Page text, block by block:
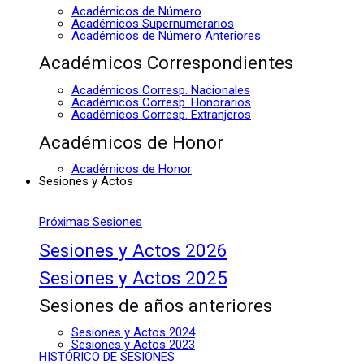
Académicos de Número
Académicos Supernumerarios
Académicos de Número Anteriores
Académicos Correspondientes
Académicos Corresp. Nacionales
Académicos Corresp. Honorarios
Académicos Corresp. Extranjeros
Académicos de Honor
Académicos de Honor
Sesiones y Actos
Próximas Sesiones
Sesiones y Actos 2026
Sesiones y Actos 2025
Sesiones de años anteriores
Sesiones y Actos 2024
Sesiones y Actos 2023
HISTÓRICO DE SESIONES